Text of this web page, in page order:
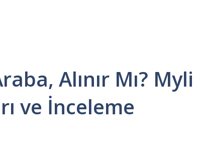
Alınır Mı? Myli
ve İnceleme